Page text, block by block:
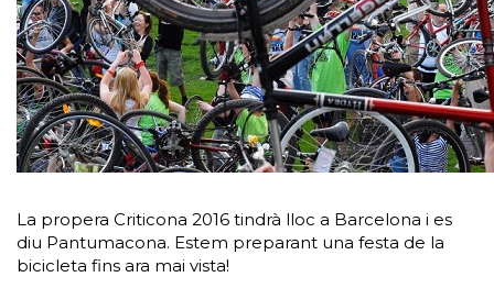
La propera Criticona 2016 tindrà lloc a Barcelona i es
diu Pantumacona. Estem preparant una festa de la
bicicleta fins ara mai vista!